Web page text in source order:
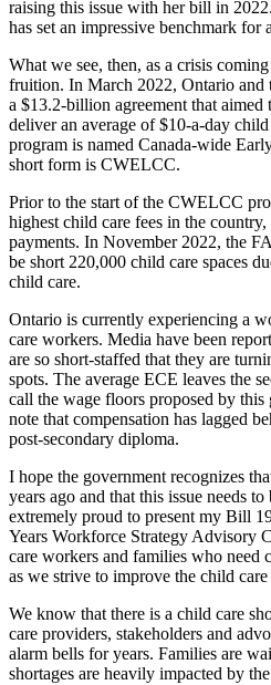
raising this issue with her bill in
has set an impressive benchmark for
What we see, then, as a crisis
fruition. In March 2022, Ontario and
a $13.2-billion agreement that
deliver an average of $10-a-day
program is named Canada-wide
short form is CWELCC.
Prior to the start of the CWELCC
highest child care fees in the
payments. In November 2022, the
be short 220,000 child care spaces
child care.
Ontario is currently experiencing a
care workers. Media have been
are so short-staffed that they are
spots. The average ECE leaves the
call the wage floors proposed by
note that compensation has lagged
post-secondary diploma.
I hope the government recognizes
years ago and that this issue needs
extremely proud to present my Bill
Years Workforce Strategy Advisory
care workers and families who need
as we strive to improve the child care
We know that there is a child care
care providers, stakeholders and
alarm bells for years. Families are
shortages are heavily impacted by